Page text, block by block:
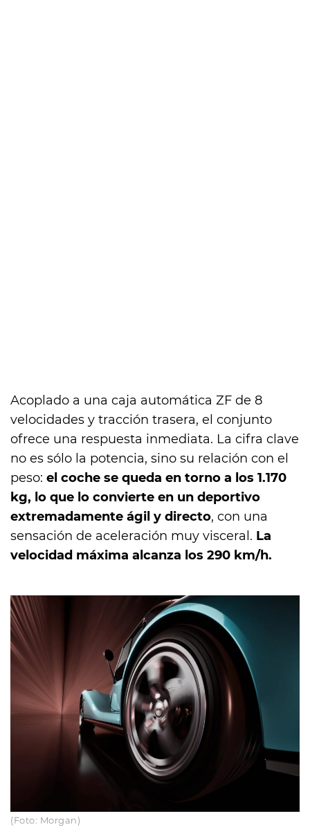
Acoplado a una caja automática ZF de 8
velocidades y tracción trasera, el conjunto
ofrece una respuesta inmediata. La cifra clave
no es sólo la potencia, sino su relación con el
peso: el coche se queda en torno a los 1.170
kg, lo que lo convierte en un deportivo
extremadamente ágil y directo, con una
sensación de aceleración muy visceral. La
velocidad máxima alcanza los 290 km/h.
(Foto: Morgan)